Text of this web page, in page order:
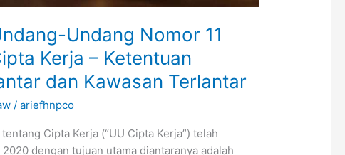
Undang Nomor 11
Kerja – Ketentuan
dan Kawasan Terlantar
/ariefhnpco
Cipta Kerja (“UU Cipta Kerja”) telah
dengan tujuan utama diantaranya adalah